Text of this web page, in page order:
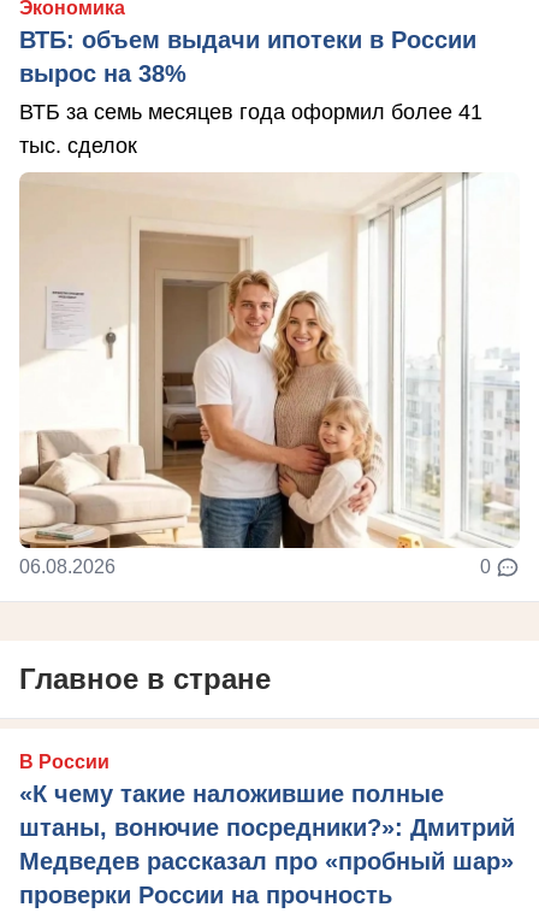
Экономика
ВТБ: объем выдачи ипотеки в России
вырос на 38%
ВТБ за семь месяцев года оформил более 41
тыс. сделок
06.08.2026 0
Главное в стране
В России
«К чему такие наложившие полные
штаны, вонючие посредники?»: Дмитрий
Медведев рассказал про «пробный шар»
проверки России на прочность